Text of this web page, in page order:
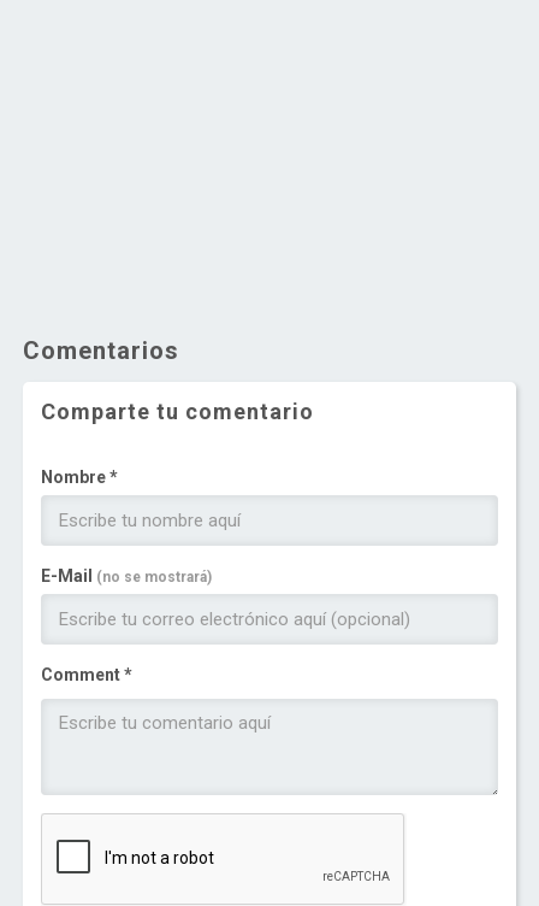
Comentarios
Comparte tu comentario
Nombre *
E-Mail (no se mostrará)
Comment *